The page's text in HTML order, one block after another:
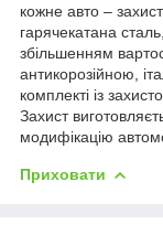
кожне авто –
гарячекатана
збільшенням
антикорозійною,
комплекті із
Захист
модифікацію
Приховати